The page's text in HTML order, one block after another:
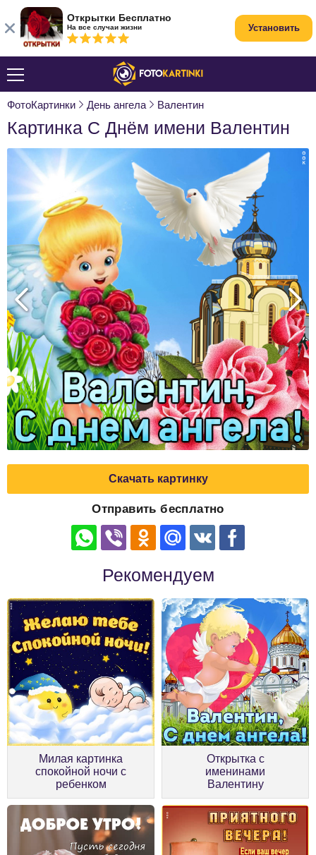
ФотоКартинки День ангела Валентин
Картинка С Днём имени Валентин
Скачать картинку
Отправить бесплатно
Рекомендуем
Милая картинка
спокойной ночи с
ребенком
Открытка с
именинами
Валентину
Открытки Бесплатно
На все случаи жизни Установить